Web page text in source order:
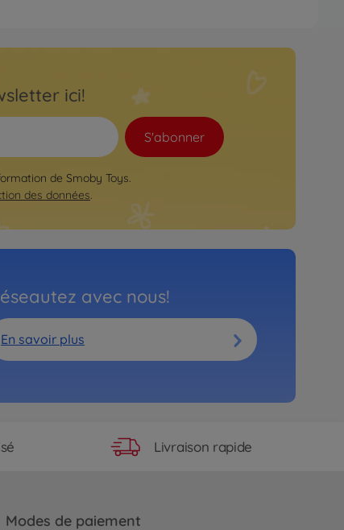
ici!
S'abonner
de Smoby Toys.
des données.
avec nous!
En savoir plus
Livraison rapide
Modes de paiement